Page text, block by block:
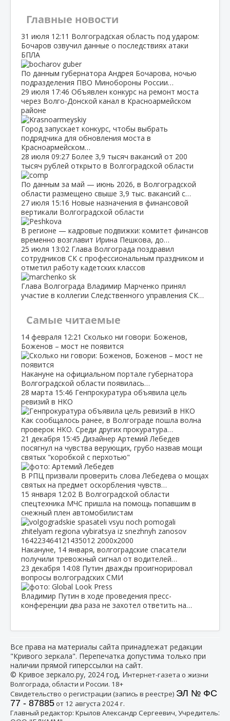
Главные новости
31 июля 12:11 Волгоградская область под ударом:
Бочаров озвучил данные о последствиях атаки
БПЛА
По данным губернатора Андрея Бочарова, ночью
подразделения ПВО Минобороны России…
29 июля 17:46 Объявлен конкурс на ремонт моста
через Волго‑Донской канал в Красноармейском
районе
Город запускает конкурс, чтобы выбрать
подрядчика для обновления моста в
Красноармейском…
28 июля 09:27 Более 3,9 тысяч вакансий от 200
тысяч рублей открыто в Волгоградской области
По данным за май — июнь 2026, в Волгоградской
области размещено свыше 3,9 тыс. вакансий с…
27 июля 15:16 Новые назначения в финансовой
вертикали Волгоградской области
В регионе — кадровые подвижки: комитет финансов
временно возглавит Ирина Пешкова, до…
25 июля 13:02 Глава Волгограда поздравил
сотрудников СК с профессиональным праздником и
отметил работу кадетских классов
Глава Волгограда Владимир Марченко принял
участие в коллегии Следственного управления СК…
Самые читаемые
14 февраля 12:21 Сколько ни говори: Боженов,
Боженов – мост не появится
Накануне на официальном портале губернатора
Волгоградской области появилась…
28 марта 15:46 Генпрокуратура объявила цель
ревизий в НКО
Как сообщалось ранее, в Волгограде пошла волна
проверок НКО. Среди других прокуратура…
21 декабря 15:45 Дизайнер Артемий Лебедев
посягнул на чувства верующих, грубо назвав мощи
святых "коробкой с перхотью"
В РПЦ призвали проверить слова Лебедева о мощах
святых на предмет оскорбления чувств…
15 января 12:02 В Волгоградской области
спецтехника МЧС пришла на помощь попавшим в
снежный плен автомобилистам
Накануне, 14 января, волгоградские спасатели
получили тревожный сигнал от водителей…
23 декабря 14:08 Путин дважды проигнорировал
вопросы волгоградских СМИ
Владимир Путин в ходе проведения пресс-
конференции два раза не захотел ответить на…
Все права на материалы сайта принадлежат редакции
"Кривого зеркала". Перепечатка допустима только при
наличии прямой гиперссылки на сайт.
© Кривое зеркало.ру, 2024 год, Интернет-газета о жизни
Волгограда, области и России. 18+
Свидетельство о регистрации (запись в реестре) ЭЛ № ФС
77 - 87885от 12 августа 2024 г.
Главный редактор: Крылов Александр Сергеевич, Учредитель: